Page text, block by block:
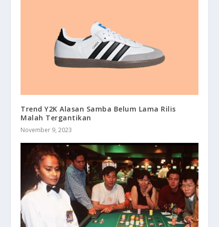
Trend Y2K Alasan Samba Belum Lama Rilis
Malah Tergantikan
November 9, 2023